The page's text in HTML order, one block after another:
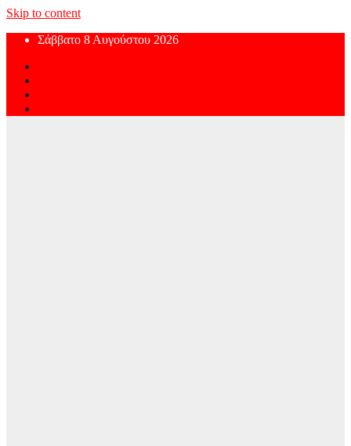
Skip to content
Σάββατο 8 Αυγούστου 2026